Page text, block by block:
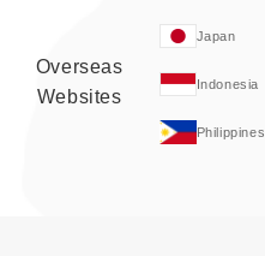
Overseas
Websites
Japan
Indonesia
Philippines